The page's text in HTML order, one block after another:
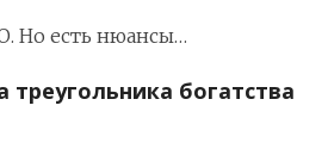
Но есть нюансы…
треугольника богатства